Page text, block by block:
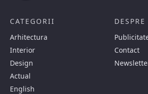
CATEGORII
Arhitectura
Interior
Design
Actual
English
DESPRE
Contact